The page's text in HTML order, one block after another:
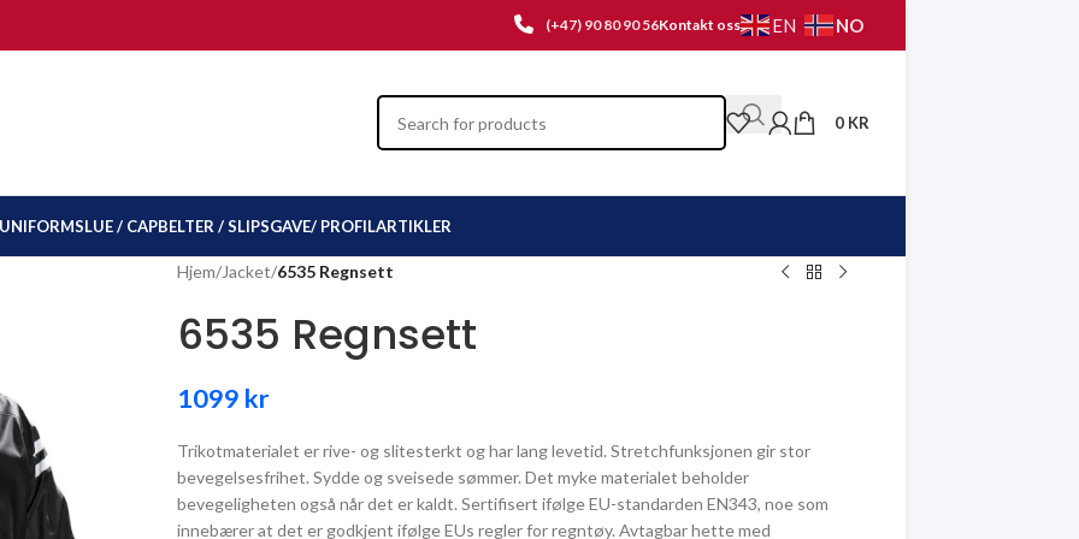
(+47) 90 80 90 56Kontakt oss EN NO
0 KR
UNIFORMSLUE / CAPBELTER / SLIPSGAVE/ PROFILARTIKLER
Hjem/Jacket/6535 Regnsett
6535 Regnsett
1099 kr
Trikotmaterialet er rive- og slitesterkt og har lang levetid. Stretchfunksjonen gir stor
bevegelsesfrihet. Sydde og sveisede sømmer. Det myke materialet beholder
bevegeligheten også når det er kaldt. Sertifisert ifølge EU-standarden EN343, noe som
innebærer at det er godkjent ifølge EUs regler for regntøy. Avtagbar hette med